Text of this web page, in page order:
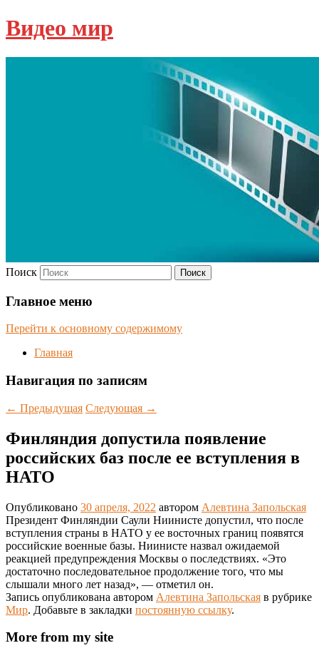
Видео мир
Поиск
Главное меню
Перейти к основному содержимому
Главная
Навигация по записям
← Предыдущая Следующая →
Финляндия допустила появление
российских баз после ее вступления в
НАТО
Опубликовано 30 апреля, 2022 автором Алевтина Запольская
Президент Финляндии Саули Ниинисте допустил, что после
вступления страны в НАТО у ее восточных границ появятся
российские военные базы. Ниинисте назвал ожидаемой
реакцией предупреждения Москвы о последствиях. «Это
достаточно последовательное продолжение того, что мы
слышали много лет назад», — отметил он.
Запись опубликована автором Алевтина Запольская в рубрике
Мир. Добавьте в закладки постоянную ссылку.
More from my site